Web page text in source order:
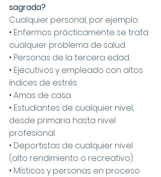
sagrada?
Cualquier personal, por ejemplo:
• Enfermos: prácticamente se trata
cualquier problema de salud.
• Personas de la tercera edad.
• Ejecutivos y empleado con altos
índices de estrés.
• Amas de casa.
• Estudiantes de cualquier nivel,
desde primaria hasta nivel
profesional.
• Deportistas de cualquier nivel
(alto rendimiento o recreativo).
• Místicos y personas en proceso